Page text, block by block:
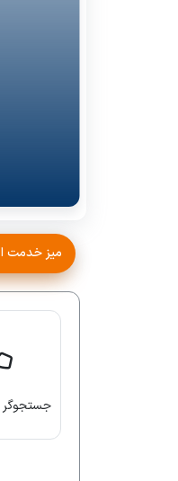
میز خدمت